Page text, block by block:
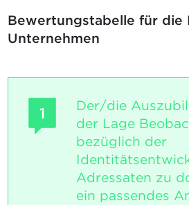
Bewertungstabelle für die
Unternehmen
1
Der/die
der Lage
bezüglich der
Adressaten zu
ein passendes